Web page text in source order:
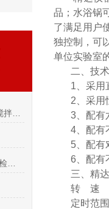
品；水浴锅
了满足用户
独控制，可
单位实验室
二、技
1 、采
2 、采
3 、配
4 、配
5 、配
6 、配
三、精
转
速
定时范围